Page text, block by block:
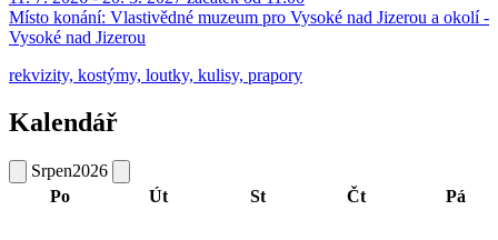
Místo konání: Vlastivědné muzeum pro Vysoké nad Jizerou a okolí -
Vysoké nad Jizerou
rekvizity, kostýmy, loutky, kulisy, prapory
Kalendář
Srpen2026
Po
Út St Čt Pá